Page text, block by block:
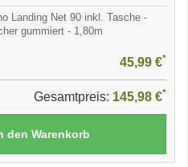
Landing Net 90 inkl. Tasche -
gummiert - 1,80m
45,99 €*
Gesamtpreis: 145,98 €*
den Warenkorb